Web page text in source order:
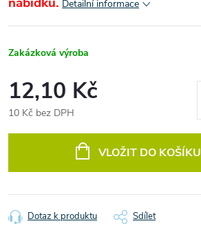
Detailní informace
Zakázková výroba
12,10 Kč
10 Kč bez DPH
VLOŽIT DO KOŠÍKU
Dotaz k produktu Sdílet